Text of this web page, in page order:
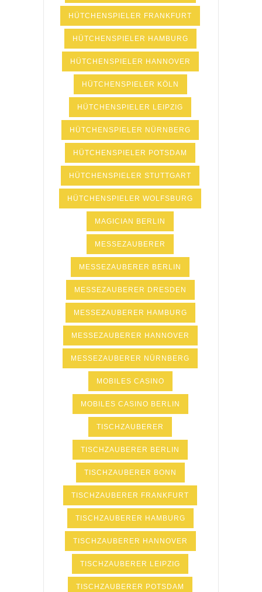
HÜTCHENSPIELER FRANKFURT
HÜTCHENSPIELER HAMBURG
HÜTCHENSPIELER HANNOVER
HÜTCHENSPIELER KÖLN
HÜTCHENSPIELER LEIPZIG
HÜTCHENSPIELER NÜRNBERG
HÜTCHENSPIELER POTSDAM
HÜTCHENSPIELER STUTTGART
HÜTCHENSPIELER WOLFSBURG
MAGICIAN BERLIN
MESSEZAUBERER
MESSEZAUBERER BERLIN
MESSEZAUBERER DRESDEN
MESSEZAUBERER HAMBURG
MESSEZAUBERER HANNOVER
MESSEZAUBERER NÜRNBERG
MOBILES CASINO
MOBILES CASINO BERLIN
TISCHZAUBERER
TISCHZAUBERER BERLIN
TISCHZAUBERER BONN
TISCHZAUBERER FRANKFURT
TISCHZAUBERER HAMBURG
TISCHZAUBERER HANNOVER
TISCHZAUBERER LEIPZIG
TISCHZAUBERER POTSDAM